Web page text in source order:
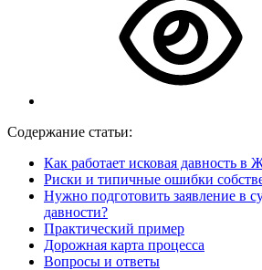
Содержание статьи:
Как работает исковая давность в
Риски и типичные ошибки
Нужно подготовить заявление в
давности?
Практический пример
Дорожная карта процесса
Вопросы и ответы